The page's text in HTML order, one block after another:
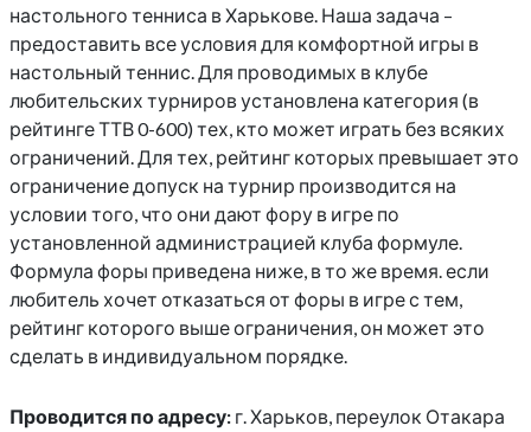
настольного тенниса в Харькове. Наша задача –
предоставить все условия для комфортной игры в
настольный теннис. Для проводимых в клубе
любительских турниров установлена категория (в
рейтинге ТТВ 0-600) тех, кто может играть без всяких
ограничений. Для тех, рейтинг которых превышает это
ограничение допуск на турнир производится на
условии того, что они дают фору в игре по
установленной администрацией клуба формуле.
Формула форы приведена ниже, в то же время. если
любитель хочет отказаться от форы в игре с тем,
рейтинг которого выше ограничения, он может это
сделать в индивидуальном порядке.
Проводится по адресу: г. Харьков, переулок Отакара